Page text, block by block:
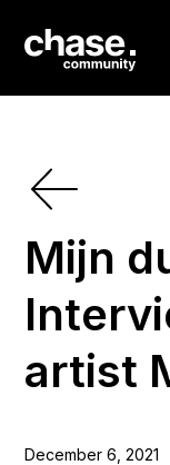
Mijn
artist
December 6, 2021